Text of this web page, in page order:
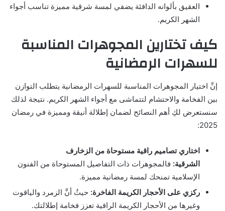
العقيق بألوانه الدافئة يضفي لمسة شرقية مميزة تناسب أجواء
الشهر الكريم.
كيف تختارين المجوهرات المناسبة
للسهرات الرمضانية
إنَّ اختيار المجوهرات المناسبة للسهرات الرمضانية يتطلب التوازن
بين الفخامة والاحتشام لتتماشى مع أجواء الشهر الكريم. نتيجة لذلك
سنستعرض لكِ أهم النصائح لضمان إطلالة أنيقة ومميزة في رمضان
2025:
اختاري تصاميم راقية مستوحاة من الزخارف
الشرقية: فالمجوهرات ذات التفاصيل المستوحاة من الفنون
الإسلامية تمنحك لمسة رمضانية مميزة.
ركزي على الأحجار الكريمة الفاخرة: حيثُ أنَّ الزمرد والياقوت
وغيرها من الأحجار الكريمة الراقية تعزز فخامة إطلالتك.